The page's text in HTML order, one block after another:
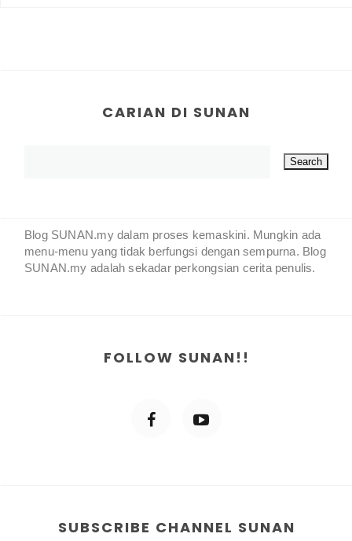
CARIAN DI SUNAN
Blog SUNAN.my dalam proses kemaskini. Mungkin ada
menu-menu yang tidak berfungsi dengan sempurna. Blog
SUNAN.my adalah sekadar perkongsian cerita penulis.
FOLLOW SUNAN!!
SUBSCRIBE CHANNEL SUNAN